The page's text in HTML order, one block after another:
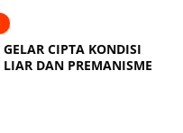
GELAR CIPTA KONDISI
DAN PREMANISME